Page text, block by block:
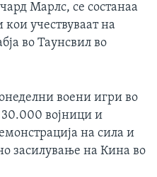
Марлс, се состанаа
кои учествуваат на
во Таунсвил во
воени игри во
30.000 војници и
на сила и
засилување на Кина во